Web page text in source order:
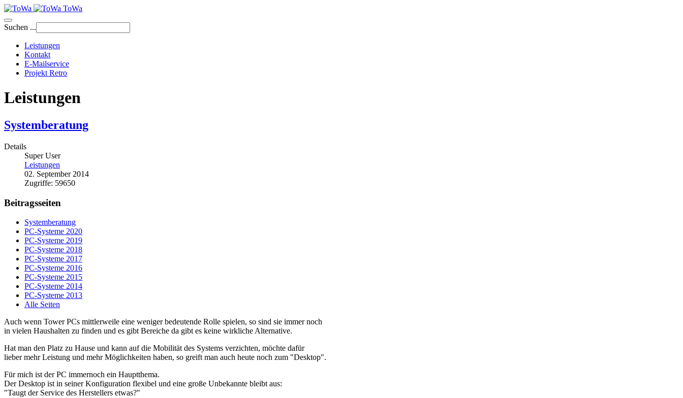
ToWa
Suchen ...
Leistungen
Kontakt
E-Mailservice
Projekt Retro
Leistungen
Systemberatung
Details
Super User
Leistungen
02. September 2014
Zugriffe: 59650
Beitragsseiten
Systemberatung
PC-Systeme 2020
PC-Systeme 2019
PC-Systeme 2018
PC-Systeme 2017
PC-Systeme 2016
PC-Systeme 2015
PC-Systeme 2014
PC-Systeme 2013
Alle Seiten
Auch wenn Tower PCs mittlerweile eine weniger bedeutende Rolle spielen, so sind sie immer noch
in vielen Haushalten zu finden und es gibt Bereiche da gibt es keine wirkliche Alternative.
Hat man den Platz zu Hause und kann auf die Mobilität des Systems verzichten, möchte dafür
lieber mehr Leistung und mehr Möglichkeiten haben, so greift man auch heute noch zum "Desktop".
Für mich ist der PC immernoch ein Hauptthema.
Der Desktop ist in seiner Konfiguration flexibel und eine große Unbekannte bleibt aus:
"Taugt der Service des Herstellers etwas?"